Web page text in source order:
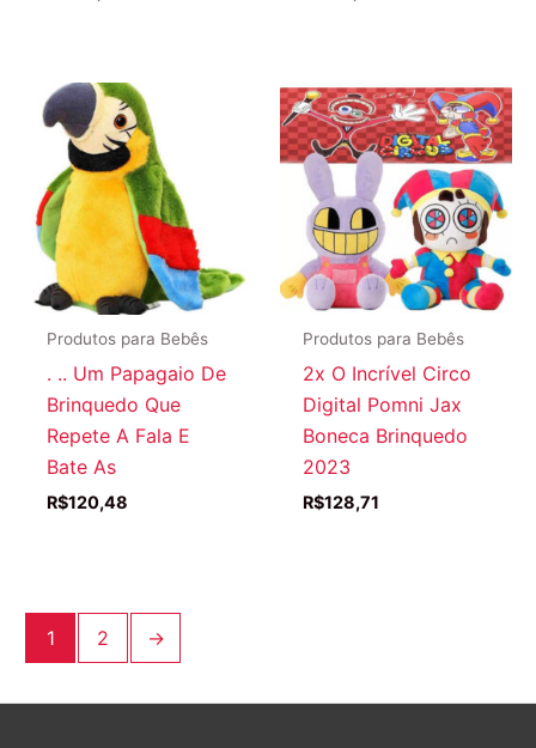
Produtos para Bebês
. .. Um Papagaio De
Brinquedo Que
Repete A Fala E
Bate As
R$120,48
Produtos para Bebês
2x O Incrível Circo
Digital Pomni Jax
Boneca Brinquedo
2023
R$128,71
1 2 →